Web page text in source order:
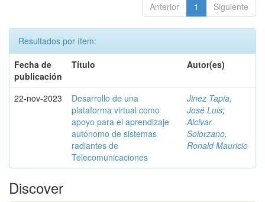
Anterior 1 Siguiente
Resultados por ítem:
Fecha de
publicación
Título Autor(es)
22-nov-2023
Desarrollo de una
plataforma virtual como
apoyo para el aprendizaje
autónomo de sistemas
radiantes de
Telecomunicaciones
Jinez Tapia,
José Luis;
Alcivar
Solorzano,
Ronald Mauricio
Discover